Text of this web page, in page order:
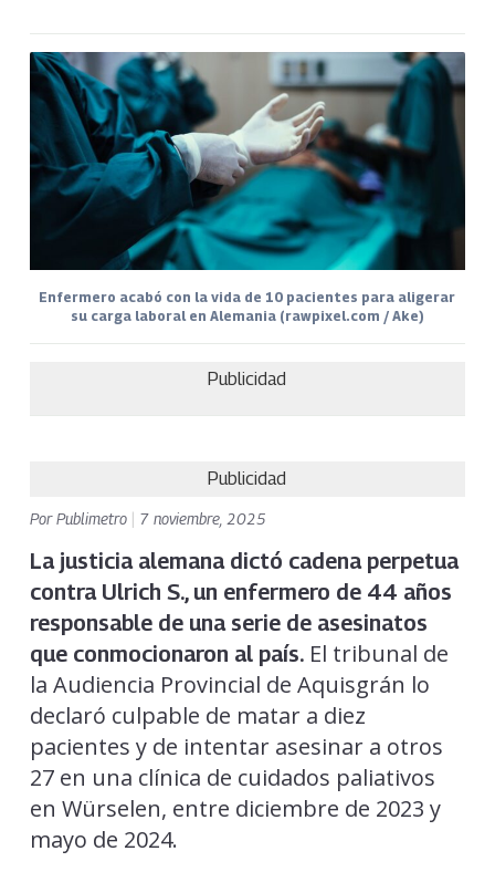
Enfermero acabó con la vida de 10 pacientes para aligerar
su carga laboral en Alemania (rawpixel.com / Ake)
Publicidad
Publicidad
PorPublimetro 7 noviembre, 2025
La justicia alemana dictó cadena perpetua
contra Ulrich S., un enfermero de 44 años
responsable de una serie de asesinatos
que conmocionaron al país.El tribunal de
la Audiencia Provincial de Aquisgrán lo
declaró culpable de matar a diez
pacientes y de intentar asesinar a otros
27 en una clínica de cuidados paliativos
en Würselen, entre diciembre de 2023 y
mayo de 2024.